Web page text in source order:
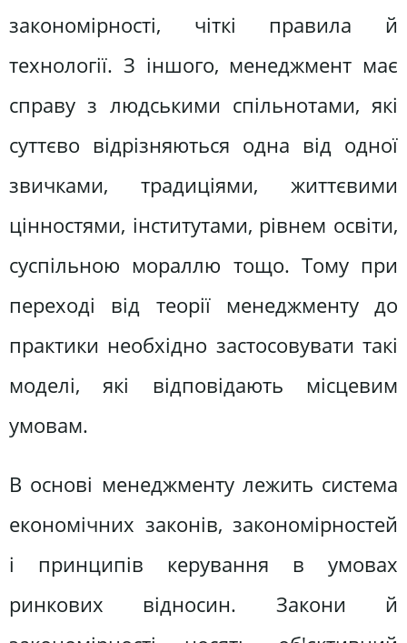
закономірності, чіткі правила й
технології. З іншого, менеджмент має
справу з людськими спільнотами, які
суттєво відрізняються одна від одної
звичками, традиціями, життєвими
цінностями, інститутами, рівнем освіти,
суспільною мораллю тощо. Тому при
переході від теорії менеджменту до
практики необхідно застосовувати такі
моделі, які відповідають місцевим
умовам.
В основі менеджменту лежить система
економічних законів, закономірностей
і принципів керування в умовах
ринкових відносин. Закони й